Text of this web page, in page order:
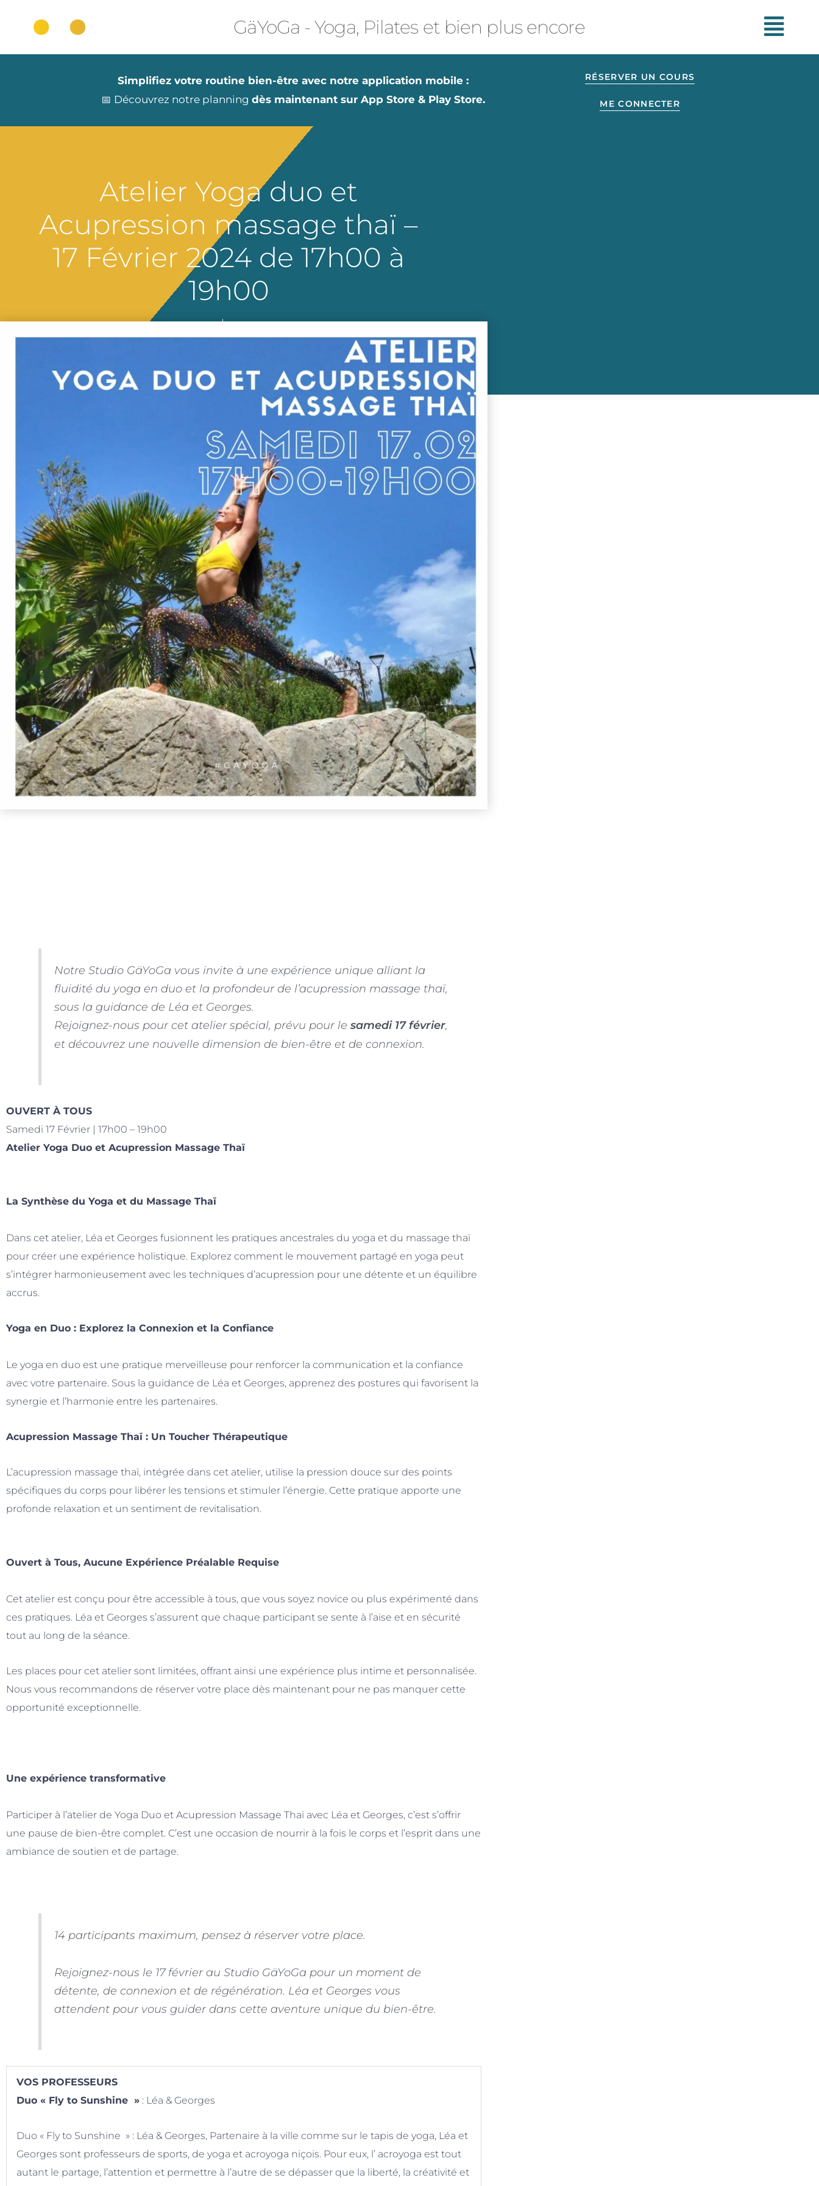
contenu
GäYoGa - Yoga, Pilates et bien plus encore
Simplifiez votre routine bien-être avec notre application mobile :
📅 Découvrez notre planning dès maintenant sur App Store & Play Store.
RÉSERVER UN COURS
ME CONNECTER
Atelier Yoga duo et
Acupression massage thaï –
17 Février 2024 de 17h00 à
19h00
Notre Studio GäYoGa vous invite à une expérience unique alliant la
fluidité du yoga en duo et la profondeur de l’acupression massage thaï,
sous la guidance de Léa et Georges.
Rejoignez-nous pour cet atelier spécial, prévu pour le samedi 17 février,
et découvrez une nouvelle dimension de bien-être et de connexion.
OUVERT À TOUS
Samedi 17 Février | 17h00 – 19h00
Atelier Yoga Duo et Acupression Massage Thaï
La Synthèse du Yoga et du Massage Thaï
Dans cet atelier, Léa et Georges fusionnent les pratiques ancestrales du yoga et du massage thaï
pour créer une expérience holistique. Explorez comment le mouvement partagé en yoga peut
s’intégrer harmonieusement avec les techniques d’acupression pour une détente et un équilibre
accrus.
Yoga en Duo : Explorez la Connexion et la Confiance
Le yoga en duo est une pratique merveilleuse pour renforcer la communication et la confiance
avec votre partenaire. Sous la guidance de Léa et Georges, apprenez des postures qui favorisent la
synergie et l’harmonie entre les partenaires.
Acupression Massage Thaï : Un Toucher Thérapeutique
L’acupression massage thaï, intégrée dans cet atelier, utilise la pression douce sur des points
spécifiques du corps pour libérer les tensions et stimuler l’énergie. Cette pratique apporte une
profonde relaxation et un sentiment de revitalisation.
Ouvert à Tous, Aucune Expérience Préalable Requise
Cet atelier est conçu pour être accessible à tous, que vous soyez novice ou plus expérimenté dans
ces pratiques. Léa et Georges s’assurent que chaque participant se sente à l’aise et en sécurité
tout au long de la séance.
Les places pour cet atelier sont limitées, offrant ainsi une expérience plus intime et personnalisée.
Nous vous recommandons de réserver votre place dès maintenant pour ne pas manquer cette
opportunité exceptionnelle.
Une expérience transformative
Participer à l’atelier de Yoga Duo et Acupression Massage Thaï avec Léa et Georges, c’est s’offrir
une pause de bien-être complet. C’est une occasion de nourrir à la fois le corps et l’esprit dans une
ambiance de soutien et de partage.
14 participants maximum, pensez à réserver votre place.
Rejoignez-nous le 17 février au Studio GäYoGa pour un moment de
détente, de connexion et de régénération. Léa et Georges vous
attendent pour vous guider dans cette aventure unique du bien-être.
VOS PROFESSEURS
Duo « Fly to Sunshine » : Léa & Georges
Duo « Fly to Sunshine » : Léa & Georges, Partenaire à la ville comme sur le tapis de yoga, Léa et
Georges sont professeurs de sports, de yoga et acroyoga niçois. Pour eux, l’ acroyoga est tout
autant le partage, l’attention et permettre à l’autre de se dépasser que la liberté, la créativité et